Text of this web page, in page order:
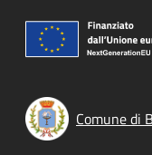
Comune di